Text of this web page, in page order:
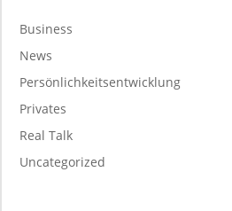
Business
News
Persönlichkeitsentwicklung
Privates
Real Talk
Uncategorized